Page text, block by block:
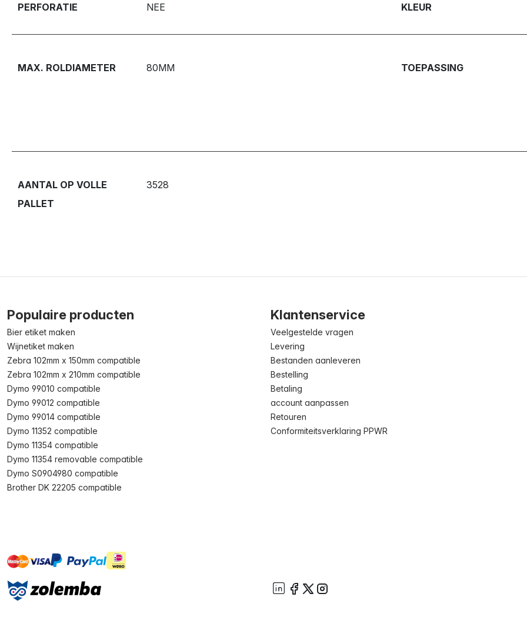
PERFORATIE NEE KLEUR
MAX. ROLDIAMETER 80MM TOEPASSING
AANTAL OP VOLLE
PALLET
3528
Populaire producten
Bier etiket maken
Wijnetiket maken
Zebra 102mm x 150mm compatible
Zebra 102mm x 210mm compatible
Dymo 99010 compatible
Dymo 99012 compatible
Dymo 99014 compatible
Dymo 11352 compatible
Dymo 11354 compatible
Dymo 11354 removable compatible
Dymo S0904980 compatible
Brother DK 22205 compatible
Klantenservice
Veelgestelde vragen
Levering
Bestanden aanleveren
Bestelling
Betaling
account aanpassen
Retouren
Conformiteitsverklaring PPWR
mastervisa paypal ideal